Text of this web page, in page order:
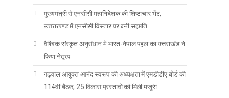
मुख्यमंत्री से एनसीसी महानिदेशक की शिष्टाचार भेंट,
उत्तराखण्ड में एनसीसी विस्तार पर बनी सहमति
वैश्विक संस्कृत अनुसंधान में भारत-नेपाल पहल का उत्तराखंड ने
किया नेतृत्व
गढ़वाल आयुक्त आनंद स्वरूप की अध्यक्षता में एमडीडीए बोर्ड की
114वीं बैठक, 25 विकास प्रस्तावों को मिली मंजूरी